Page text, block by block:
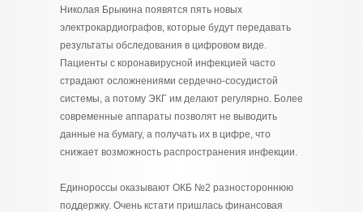
Николая Брыкина появятся пять новых
электрокардиографов, которые будут передавать
результаты обследования в цифровом виде.
Пациенты с коронавирусной инфекцией часто
страдают осложнениями сердечно-сосудистой
системы, а потому ЭКГ им делают регулярно. Более
современные аппараты позволят не выводить
данные на бумагу, а получать их в цифре, что
снижает возможность распространения инфекции.
Единороссы оказывают ОКБ №2 разностороннюю
поддержку. Очень кстати пришлась финансовая